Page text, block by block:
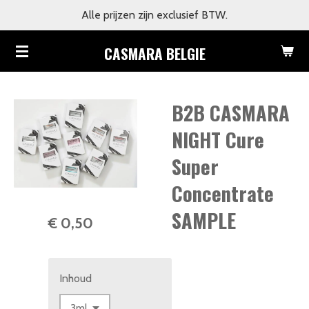
naar
de
CASMARA BELGIE
Alle prijzen zijn exclusief BTW.
B2B CASMARA
NIGHT Cure
Super
Concentrate
SAMPLE
€ 0,50
Inhoud